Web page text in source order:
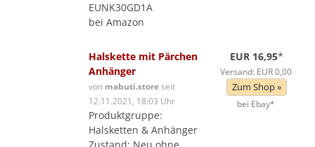
EUNK30GD1A
bei Amazon
Halskette mit Pärchen
Anhänger
von mabuti.storeseit
12.11.2021, 18:03 Uhr
Produktgruppe:
Halsketten & Anhänger
EUR 16,95*
Versand: EUR 0,00
Zum Shop »
bei Ebay*